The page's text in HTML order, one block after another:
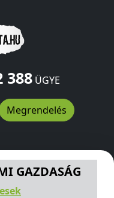
388ÜGYE
Megrendelés
u 22 Bikal 7346
GAZDASÁG